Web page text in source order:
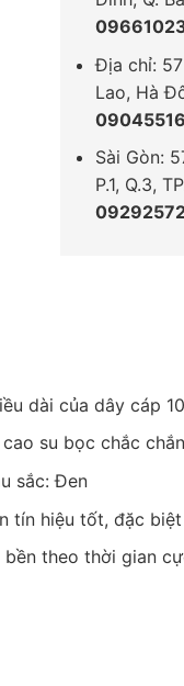
Địa chỉ:
Lao, Hà
Sài Gòn:
P.1, Q.3,
dài của dây cáp
su bọc chắc chắn
sắc: Đen
tín hiệu tốt, đặc
theo thời gian